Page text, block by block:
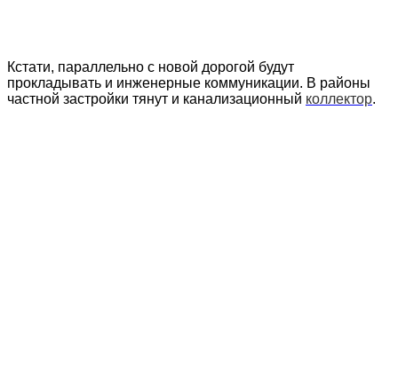
Кстати, параллельно с новой дорогой будут
прокладывать и инженерные коммуникации. В районы
частной застройки тянут и канализационный коллектор.